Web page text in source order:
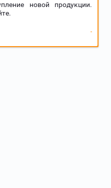
новой продукции.